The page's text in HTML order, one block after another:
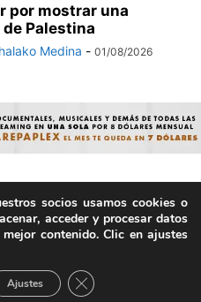
por mostrar una
Palestina
Medina - 01/08/2026
- Hecho por humanos, no por
reservados.
socios usamos cookies o
acceder y procesar datos
contenido. Clic en ajustes
Ajustes Cerrar el banner de